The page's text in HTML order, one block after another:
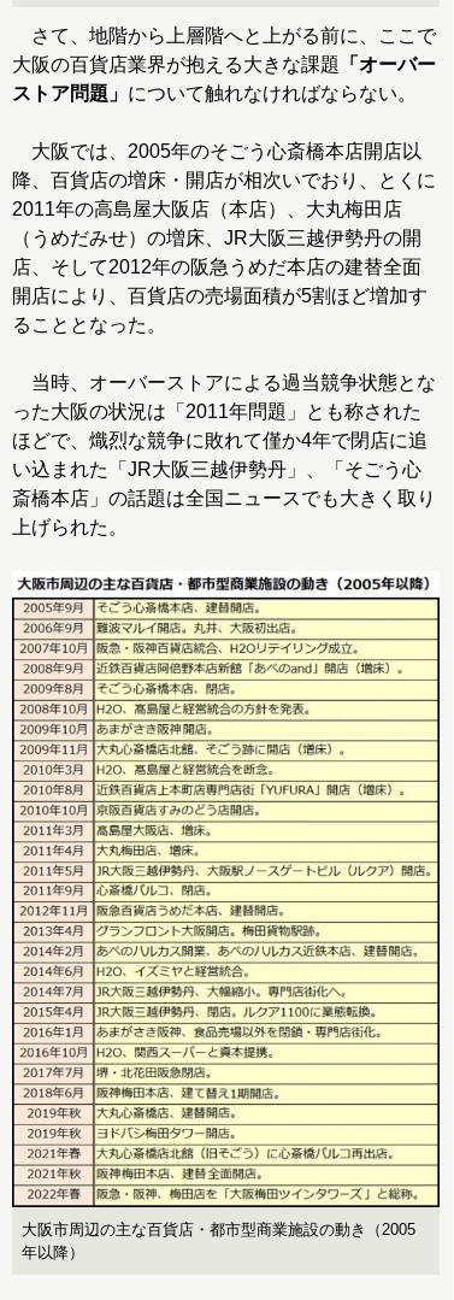
さて、地階から上層階へと上がる前に、ここで
大阪の百貨店業界が抱える大きな課題
「オーバー
ストア問題」 について触れなければならない。
大阪では、2005年のそごう心斎橋本店開店以
降、百貨店の増床・開店が相次いでおり、とくに
2011年の高島屋大阪店（本店）、大丸梅田店
（うめだみせ）の増床、JR大阪三越伊勢丹の開
店、そして2012年の阪急うめだ本店の建替全面
開店により、百貨店の売場面積が5割ほど増加す
ることとなった。
当時、オーバーストアによる過当競争状態とな
った大阪の状況は「2011年問題」とも称された
ほどで、熾烈な競争に敗れて僅か4年で閉店に追
い込まれた「JR大阪三越伊勢丹」、「そごう心
斎橋本店」の話題は全国ニュースでも大きく取り
上げられた。
大阪市周辺の主な百貨店・都市型商業施設の動き（2005
年以降）